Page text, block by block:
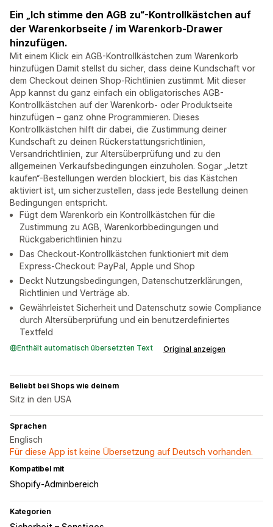
Ein „Ich stimme den AGB zu“-Kontrollkästchen auf
der Warenkorbseite / im Warenkorb-Drawer
hinzufügen.
Mit einem Klick ein AGB-Kontrollkästchen zum Warenkorb
hinzufügen Damit stellst du sicher, dass deine Kundschaft vor
dem Checkout deinen Shop-Richtlinien zustimmt. Mit dieser
App kannst du ganz einfach ein obligatorisches AGB-
Kontrollkästchen auf der Warenkorb- oder Produktseite
hinzufügen – ganz ohne Programmieren. Dieses
Kontrollkästchen hilft dir dabei, die Zustimmung deiner
Kundschaft zu deinen Rückerstattungsrichtlinien,
Versandrichtlinien, zur Altersüberprüfung und zu den
allgemeinen Verkaufsbedingungen einzuholen. Sogar „Jetzt
kaufen“-Bestellungen werden blockiert, bis das Kästchen
aktiviert ist, um sicherzustellen, dass jede Bestellung deinen
Bedingungen entspricht.
Fügt dem Warenkorb ein Kontrollkästchen für die
Zustimmung zu AGB, Warenkorbbedingungen und
Rückgaberichtlinien hinzu
Das Checkout-Kontrollkästchen funktioniert mit dem
Express-Checkout: PayPal, Apple und Shop
Deckt Nutzungsbedingungen, Datenschutzerklärungen,
Richtlinien und Verträge ab.
Gewährleistet Sicherheit und Datenschutz sowie Compliance
durch Altersüberprüfung und ein benutzerdefiniertes
Textfeld
Enthält automatisch übersetzten Text Original anzeigen
Beliebt bei Shops wie deinem
Sitz in den USA
Sprachen
Englisch
Für diese App ist keine Übersetzung auf Deutsch vorhanden.
Kompatibel mit
Shopify-Adminbereich
Kategorien